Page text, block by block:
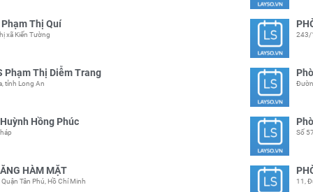
Thị Quí
xã Kiến Tường 243/
Phạm Thị Diễm Trang
tỉnh Long An
Hồng Phúc
Số
HÀM MẶT
Tân Phú, Hồ Chí Minh 11,